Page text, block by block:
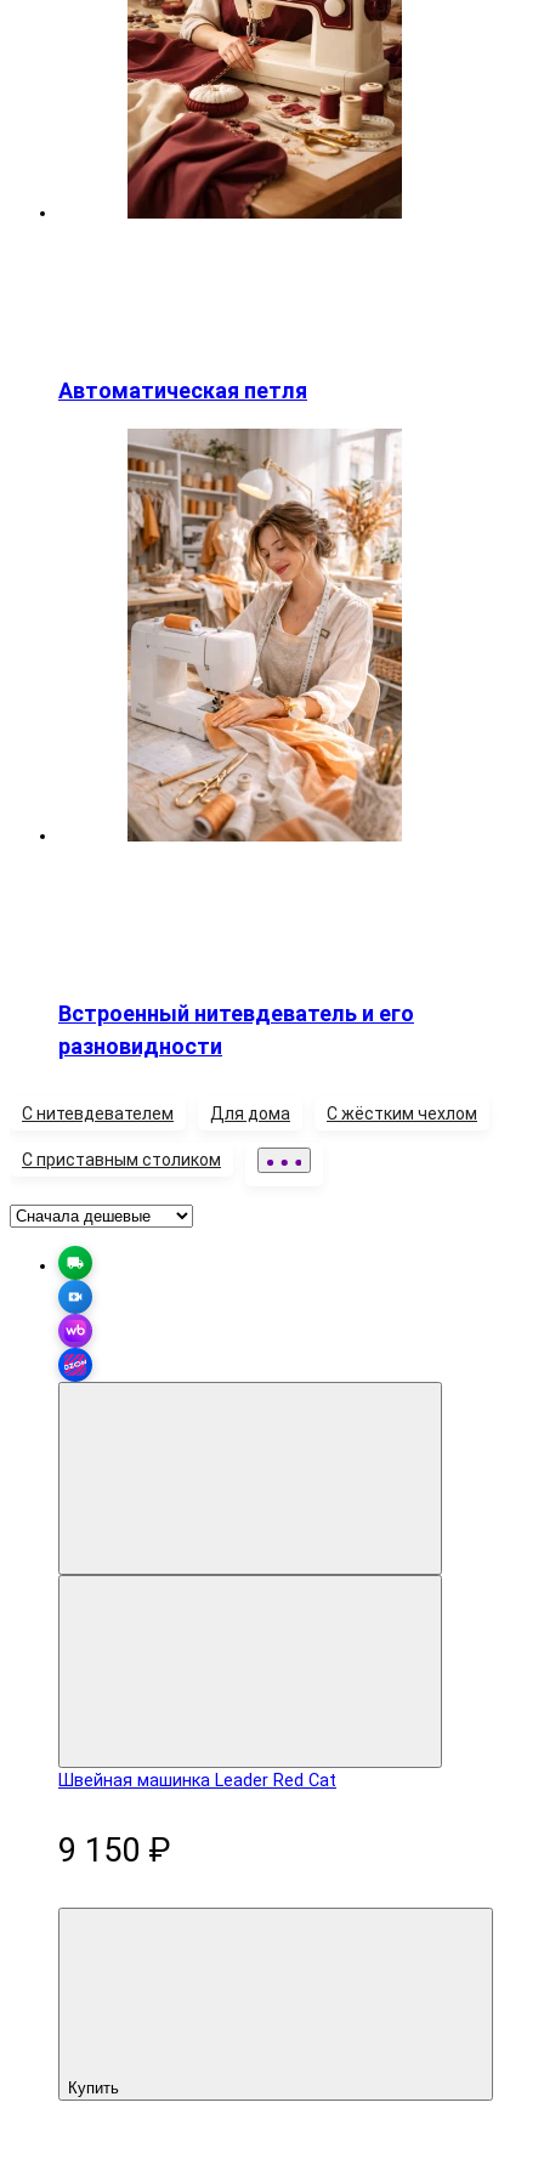
Автоматическая петля
Встроенный нитевдеватель и его
разновидности
C нитевдевателем Для дома С жёстким чехлом
С приставным столиком
Швейная машинка Leader Red Cat
9 150 ₽
Купить